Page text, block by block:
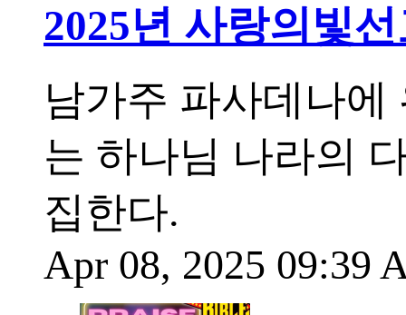
2025년 사랑의빛
남가주 파사데나
는 하나님 나라의
집한다.
Apr 08, 2025 09:39